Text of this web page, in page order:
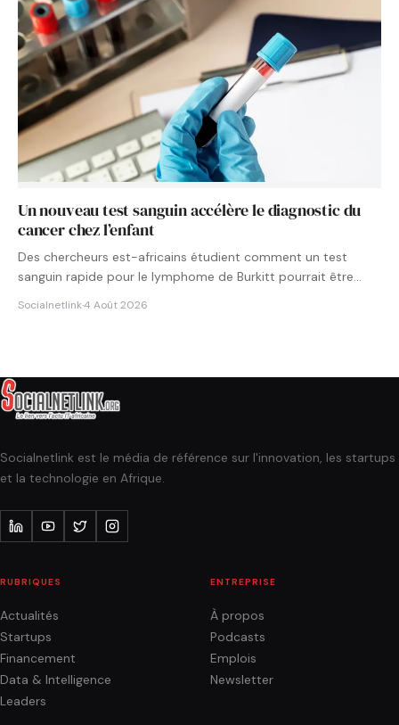
Un nouveau test sanguin accélère le diagnostic du
cancer chez l’enfant
Des chercheurs est-africains étudient comment un test
sanguin rapide pour le lymphome de Burkitt pourrait être
Socialnetlink·4 Août 2026
Socialnetlink est le média de référence sur l'innovation, les startups
et la technologie en Afrique.
RUBRIQUES
Actualités
Startups
Financement
Data & Intelligence
Leaders
ENTREPRISE
À propos
Podcasts
Emplois
Newsletter